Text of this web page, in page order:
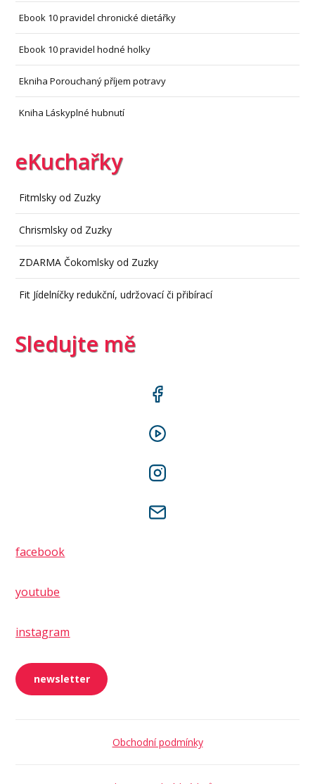
Ebook 10 pravidel chronické dietářky
Ebook 10 pravidel hodné holky
Ekniha Porouchaný příjem potravy
Kniha Láskyplné hubnutí
eKuchařky
Fitmlsky od Zuzky
Chrismlsky od Zuzky
ZDARMA Čokomlsky od Zuzky
Fit Jídelníčky redukční, udržovací či přibírací
Sledujte mě
facebook
youtube
instagram
newsletter
Obchodní podmínky